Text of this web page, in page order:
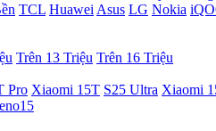
TCL Huawei Asus LG Nokia
Trên 13 Triệu Trên 16 Triệu
Pro Xiaomi 15T S25 Ultra Xiaomi